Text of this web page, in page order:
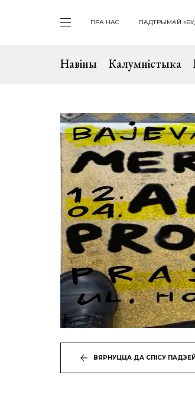
ПРА НАС ПАДТРЫМАЙ
Навіны Калумністыка
ВЯРНУЦЦА ДА СПІСУ